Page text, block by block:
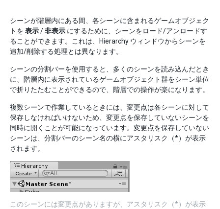
シーンが階層内にある間、各シーンに含まれるゲームオブジェク
トを 表示/非表示 にするために、シーンをロード/アンロードす
ることができます。これは、Hierarchy ウィンドウからシーンを
追加/削除する処理とは異なります。
シーンの分割バーを使用すると、多くのシーンを読み込んだとき
に、階層内に表示されているゲームオブジェクト群をシーン単位
で折りたたむことができるので、階層での操作が楽になります。
複数シーンで作業しているときには、変更点は各シーンに対して
保存しなければいけないため、変更点を保存していないシーンを
同時に開くことが可能になっています。変更点を保存していない
シーンは、分割バーのシーン名の横にアスタリスク（*）が表示
されます。
このシーンには変更点がありますが、アスタリスク（*）が表示